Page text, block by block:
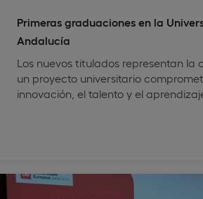
Primeras graduaciones en la
Andalucía
Los nuevos titulados representan la
un proyecto universitario
innovación, el talento y el